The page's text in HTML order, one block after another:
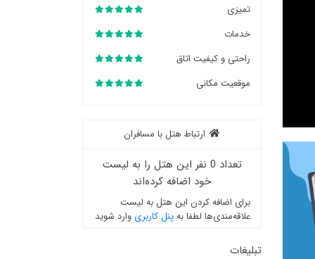
تمیزی
خدمات
راحتی و کیفیت اتاق
موقعیت مکانی
ارتباط هتل با مسافران
تعداد 0 نفر این هتل را به لیست
خود اضافه کرده‌اند
برای اضافه کردن این هتل به لیست
علاقه‌مندی‌ها لطفا بهپنل کاربری وارد شوید
تبلیغات